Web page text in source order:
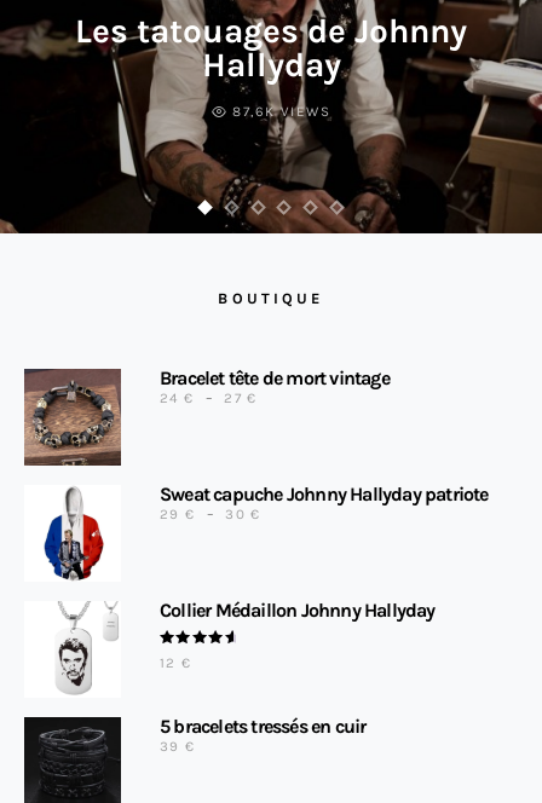
Les tatouages de Johnny
Hallyday
87,6K VIEWS
BOUTIQUE
Bracelet tête de mort vintage
24€ – 27€
Sweat capuche Johnny Hallyday patriote
29€ – 30€
Collier Médaillon Johnny Hallyday
NOTE
4.88
12€
5 bracelets tressés en cuir
39€